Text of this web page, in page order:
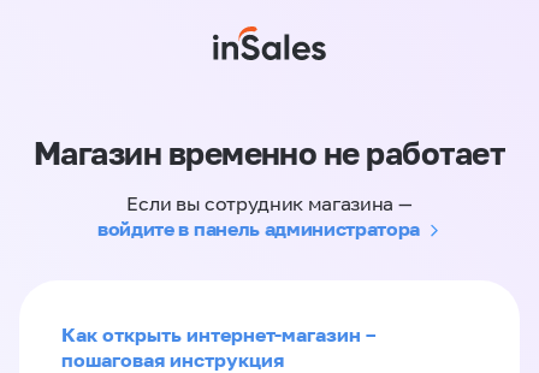
Магазин временно не работает
Если вы сотрудник магазина —
войдите в панель администратора
Как открыть интернет-магазин –
пошаговая инструкция